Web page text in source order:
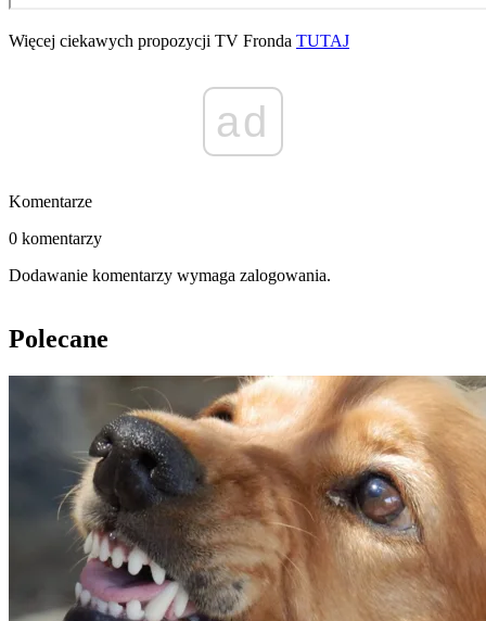
Więcej ciekawych propozycji TV Fronda TUTAJ
ad
Komentarze
0 komentarzy
Dodawanie komentarzy wymaga zalogowania.
Polecane